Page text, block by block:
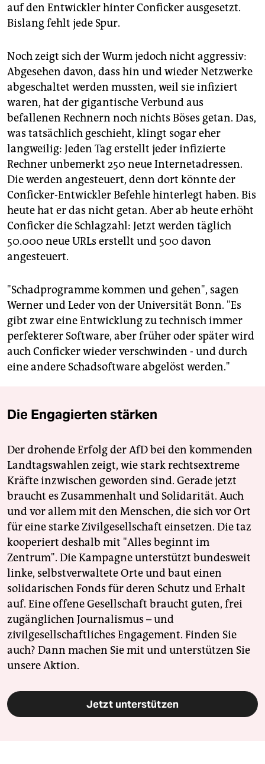
auf den Entwickler hinter Conficker ausgesetzt.
Bislang fehlt jede Spur.
Noch zeigt sich der Wurm jedoch nicht aggressiv:
Abgesehen davon, dass hin und wieder Netzwerke
abgeschaltet werden mussten, weil sie infiziert
waren, hat der gigantische Verbund aus
befallenen Rechnern noch nichts Böses getan. Das,
was tatsächlich geschieht, klingt sogar eher
langweilig: Jeden Tag erstellt jeder infizierte
Rechner unbemerkt 250 neue Internetadressen.
Die werden angesteuert, denn dort könnte der
Conficker-Entwickler Befehle hinterlegt haben. Bis
heute hat er das nicht getan. Aber ab heute erhöht
Conficker die Schlagzahl: Jetzt werden täglich
50.000 neue URLs erstellt und 500 davon
angesteuert.
"Schadprogramme kommen und gehen", sagen
Werner und Leder von der Universität Bonn. "Es
gibt zwar eine Entwicklung zu technisch immer
perfekterer Software, aber früher oder später wird
auch Conficker wieder verschwinden - und durch
eine andere Schadsoftware abgelöst werden."
Die Engagierten stärken
Der drohende Erfolg der AfD bei den kommenden
Landtagswahlen zeigt, wie stark rechtsextreme
Kräfte inzwischen geworden sind. Gerade jetzt
braucht es Zusammenhalt und Solidarität. Auch
und vor allem mit den Menschen, die sich vor Ort
für eine starke Zivilgesellschaft einsetzen. Die taz
kooperiert deshalb mit "Alles beginnt im
Zentrum". Die Kampagne unterstützt bundesweit
linke, selbstverwaltete Orte und baut einen
solidarischen Fonds für deren Schutz und Erhalt
auf. Eine offene Gesellschaft braucht guten, frei
zugänglichen Journalismus – und
zivilgesellschaftliches Engagement. Finden Sie
auch? Dann machen Sie mit und unterstützen Sie
unsere Aktion.
Jetzt unterstützen